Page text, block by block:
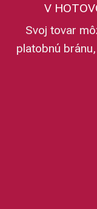
V
Svoj tovar
platobnú